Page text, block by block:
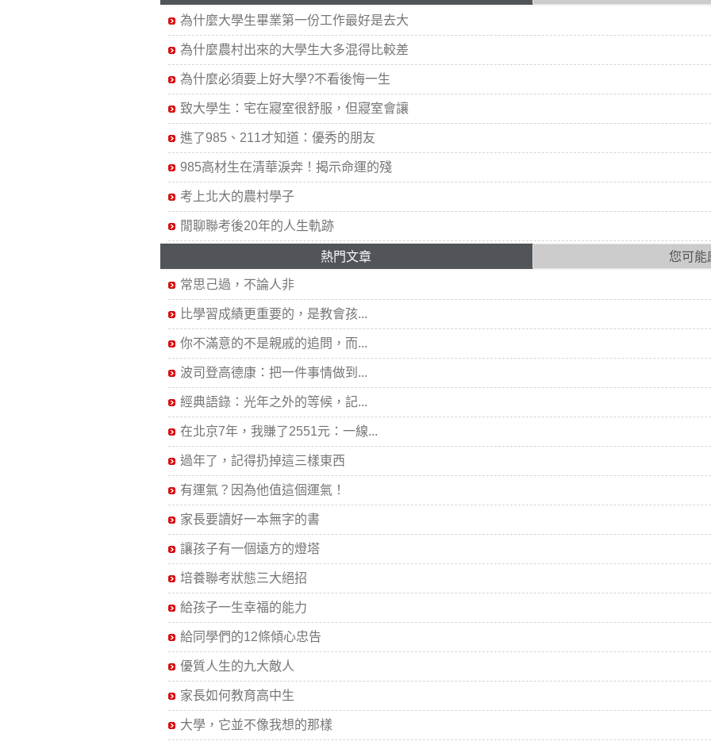
為什麼大學生畢業第一份工作最好是去大
為什麼農村出來的大學生大多混得比較差
為什麼必須要上好大學?不看後悔一生
致大學生：宅在寢室很舒服，但寢室會讓
進了985、211才知道：優秀的朋友
985高材生在清華淚奔！揭示命運的殘
考上北大的農村學子
閒聊聯考後20年的人生軌跡
熱門文章 您可能
常思己過，不論人非
比學習成績更重要的，是教會孩...
你不滿意的不是親戚的追問，而...
波司登高德康：把一件事情做到...
經典語錄：光年之外的等候，記...
在北京7年，我賺了2551元：一線...
過年了，記得扔掉這三樣東西
有運氣？因為他值這個運氣！
家長要讀好一本無字的書
讓孩子有一個遠方的燈塔
培養聯考狀態三大絕招
給孩子一生幸福的能力
給同學們的12條傾心忠告
優質人生的九大敵人
家長如何教育高中生
大學，它並不像我想的那樣